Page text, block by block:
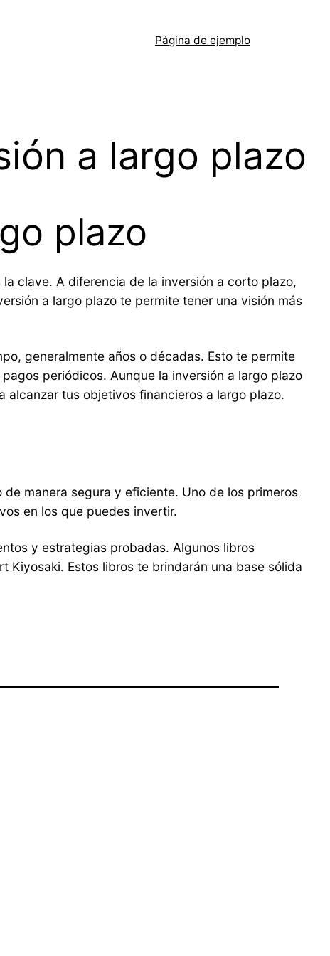
Página de ejemplo
a largo plazo
plazo
clave. A diferencia de la inversión a corto plazo,
a largo plazo te permite tener una visión más
generalmente años o décadas. Esto te permite
periódicos. Aunque la inversión a largo plazo
tus objetivos financieros a largo plazo.
manera segura y eficiente. Uno de los primeros
en los que puedes invertir.
y estrategias probadas. Algunos libros
Kiyosaki. Estos libros te brindarán una base sólida